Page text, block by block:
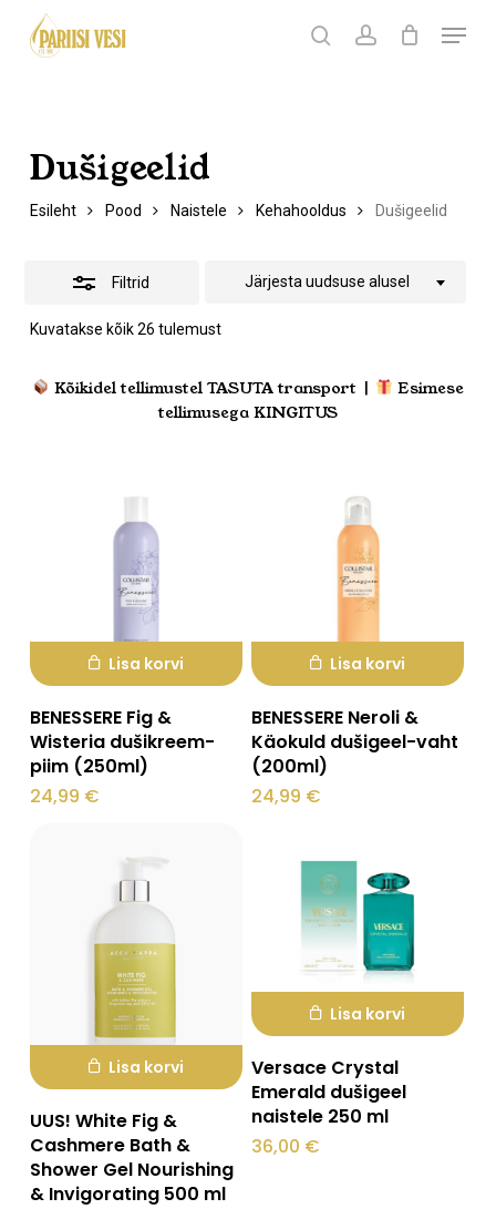
Products
search
searchaccount
Menu
Ostukorv
Dušigeelid
Esileht Pood Naistele Kehahooldus Dušigeelid
Filtrid
Kuvatakse kõik 26 tulemustSorditud
Järjesta uudsuse alusel
Peida
Kõikidel tellimustel TASUTA transport |
Esimese
tellimusega KINGITUS
Lisa korvi
BENESSERE Fig &
Wisteria dušikreem-
piim (250ml)
24,99 €
Lisa korvi
BENESSERE Neroli &
Käokuld dušigeel-vaht
(200ml)
24,99 €
Lisa korvi
UUS! White Fig &
Cashmere Bath &
Shower Gel Nourishing
& Invigorating 500 ml
Lisa korvi
Versace Crystal
Emerald dušigeel
naistele 250 ml
36,00 €